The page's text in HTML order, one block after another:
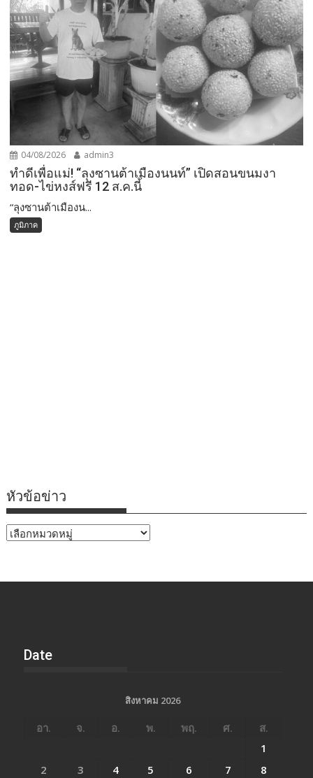
04/08/2026 admin3
ทำดีเพื่อแม่! “ลุงซานต้าเมืองนนท์” เปิดสอนขนมงา
ทอด-ไข่หงส์ฟรี 12 ส.ค.นี้
“ลุงซานต้าเมืองน...
ภูมิภาค
หัวข้อข่าว
หัวข้อ
Date
สิงหาคม 2026
อา. จ. อ. พ. พฤ. ศ.
ส.
1
2
3 4 5 6 7
8